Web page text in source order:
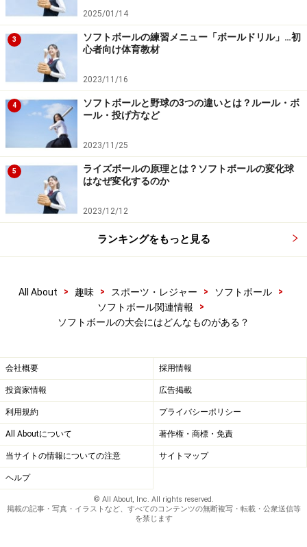
当たり）が行われ、その成績によって決勝トーナメント
（上位各組4チーム、合計8チーム）の組み合わせを決め
ます。決勝ラウンドの会場は、近年は豊田市運動公園ソ
フトボール場で開催されています。
大学生の主な大会
日本における大学生の大会の最高峰に「全日本大学ソフ
トボール選手権大会」があり、この大会によって、日本
国内における大学男女ソフトボール部の日本一が決定し
ます。全日本大学ソフトボール連盟が主催し、毎年8月
その他、「東日本大学選手権大会」、「西日本大学選手
権大会」や、各地区ごとのリーグ戦（北海道東北地区、
区、中国地区、四国地区、九州地区）があります。
高校生の主な大会
＜全国高等学校ソフトボール選抜大会＞
日本における高校生の主要な全国大会の１つに「全国高
等学校ソフトボール選抜大会」（男女ともに1983年に第
2025/01/14
3
ソフトボールの練習メニュー「ボールドリル」…初
心者向け体育教材
2023/11/16
4
ソフトボールと野球の3つの違いとは？ルール・ボ
ール・投げ方など
2023/11/25
5
ライズボールの原理とは？ソフトボールの変化球
はなぜ変化するのか
2023/12/12
ランキングをもっと見る
All About > 趣味 > スポーツ・レジャー > ソフトボール
>
ソフトボール関連情報
>
ソフトボールの大会にはどんなものがある？
会社概要 採用情報
投資家情報 広告掲載
利用規約 プライバシーポリシー
All Aboutについて 著作権・商標・免責
当サイトの情報についての注意 サイトマップ
ヘルプ
© All About, Inc. All rights reserved.
掲載の記事・写真・イラストなど、すべてのコンテンツの無断複写・転載・公衆送信等
を禁じます